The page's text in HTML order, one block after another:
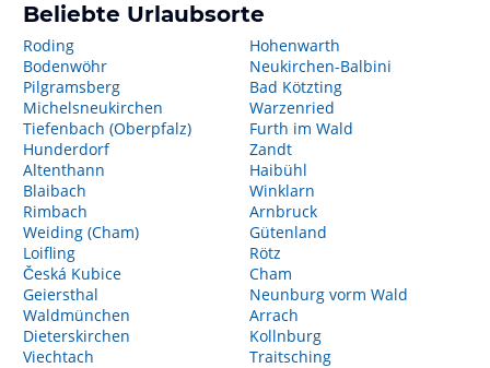
Beliebte Urlaubsorte
Roding
Bodenwöhr
Pilgramsberg
Michelsneukirchen
Tiefenbach (Oberpfalz)
Hunderdorf
Altenthann
Blaibach
Rimbach
Weiding (Cham)
Loifling
Česká Kubice
Geiersthal
Waldmünchen
Dieterskirchen
Viechtach
Hohenwarth
Neukirchen-Balbini
Bad Kötzting
Warzenried
Furth im Wald
Zandt
Haibühl
Winklarn
Arnbruck
Gütenland
Rötz
Cham
Neunburg vorm Wald
Arrach
Kollnburg
Traitsching